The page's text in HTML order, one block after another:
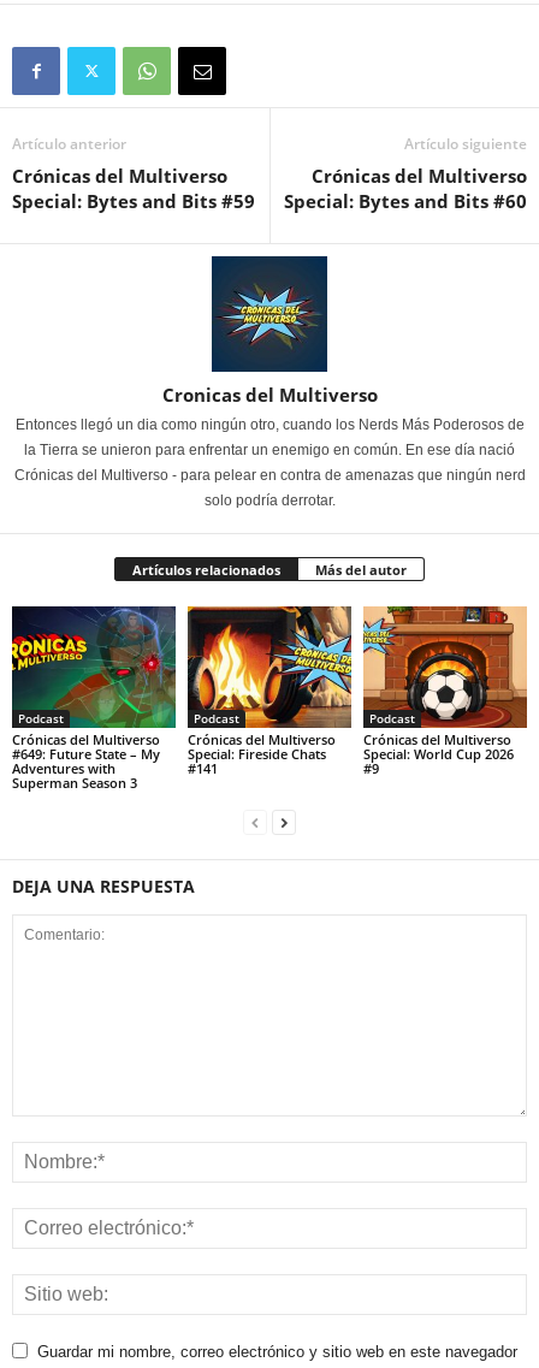
Artículo anterior
Crónicas del Multiverso
Special: Bytes and Bits #59
Artículo siguiente
Crónicas del Multiverso
Special: Bytes and Bits #60
Cronicas del Multiverso
Entonces llegó un dia como ningún otro, cuando los Nerds Más Poderosos de
la Tierra se unieron para enfrentar un enemigo en común. En ese día nació
Crónicas del Multiverso - para pelear en contra de amenazas que ningún nerd
solo podría derrotar.
Artículos relacionados Más del autor
Podcast
Crónicas del Multiverso
#649: Future State – My
Adventures with
Superman Season 3
Podcast
Crónicas del Multiverso
Special: Fireside Chats
#141
Podcast
Crónicas del Multiverso
Special: World Cup 2026
#9
DEJA UNA RESPUESTA
Guardar mi nombre, correo electrónico y sitio web en este navegador